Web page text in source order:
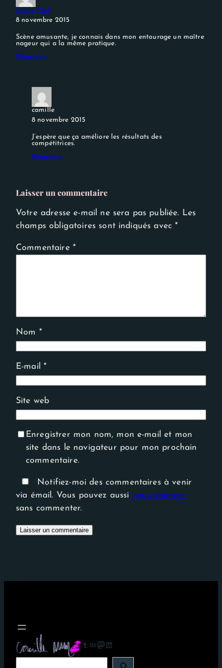
Emile Karl
8 novembre 2015
Scène amusante, je connais dans mon entourage un maître
nageur qui a la même pratique.
Répondre
camille
8 novembre 2015
J’espère que ça améliore les résultats des
compétitrices.
Répondre
Laisser un commentaire
Votre adresse e-mail ne sera pas publiée. Les
champs obligatoires sont indiqués avec*
Commentaire *
Nom *
E-mail*
Site web
Enregistrer mon nom, mon e-mail et mon
site dans le navigateur pour mon prochain
commentaire.
Notifiez-moi des commentaires à venir
via émail. Vous pouvez aussi vous abonner
sans commenter.
Tumblr Behance Mastodon LinkedIn